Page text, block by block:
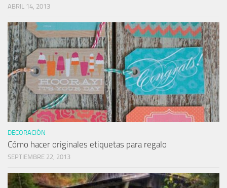
ABRIL 14, 2013
DECORACIÓN
Cómo hacer originales etiquetas para regalo
SEPTIEMBRE 22, 2013